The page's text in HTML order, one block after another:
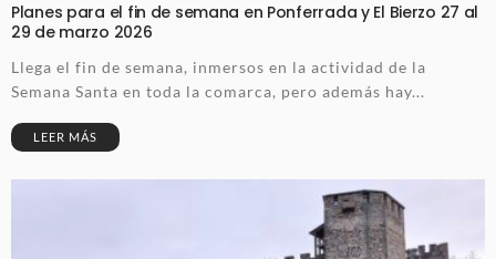
Planes para el fin de semana en Ponferrada y El Bierzo 27 al
29 de marzo 2026
Llega el fin de semana, inmersos en la actividad de la
Semana Santa en toda la comarca, pero además hay...
LEER MÁS